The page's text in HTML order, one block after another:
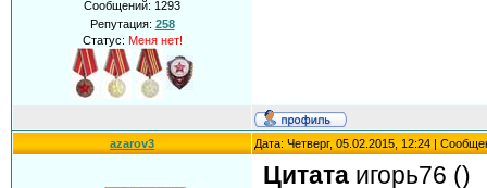
Сообщений: 1293
Репутация: 258
Статус: Меня нет!
azarov3 Дата: Четверг, 05.02.2015, 12:24 |
Цитата игорь76 ()